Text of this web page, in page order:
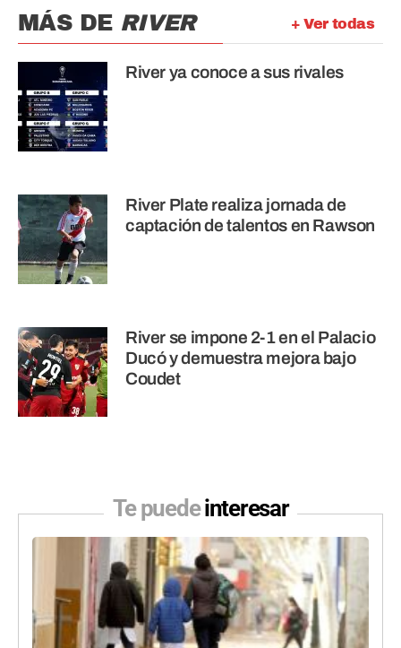
+ Ver todas
MÁS DE RIVER
River ya conoce a sus rivales
River Plate realiza jornada de
captación de talentos en Rawson
River se impone 2-1 en el Palacio
Ducó y demuestra mejora bajo
Coudet
Te puedeinteresar